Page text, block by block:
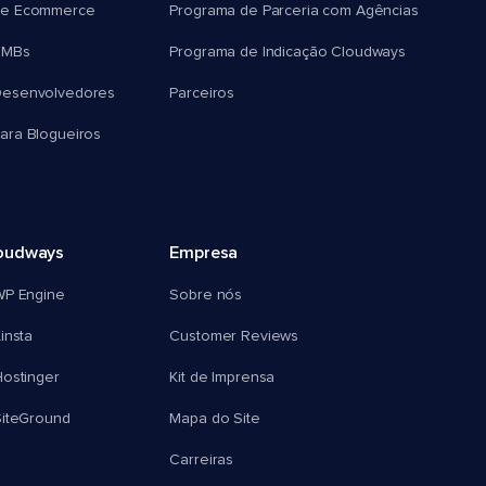
Ecommerce
Blogueiros
Programa de Parceria com Agências
Programa de Indicação Cloudways
Parceiros
Engine
Empresa
Sobre nós
Customer Reviews
Kit de Imprensa
Mapa do Site
Carreiras